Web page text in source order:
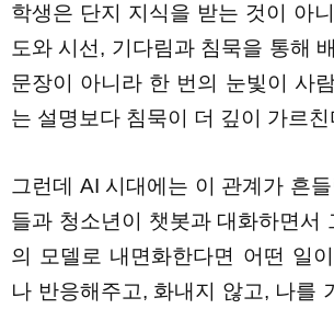
학생은 단지 지식을 받는 것이 아
도와 시선, 기다림과 침묵을 통해
문장이 아니라 한 번의 눈빛이 사
는 설명보다 침묵이 더 깊이 가르친
그런데 AI 시대에는 이 관계가 흔들
들과 청소년이 챗봇과 대화하면서
의 모델로 내면화한다면 어떤 일
나 반응해주고, 화내지 않고, 나를